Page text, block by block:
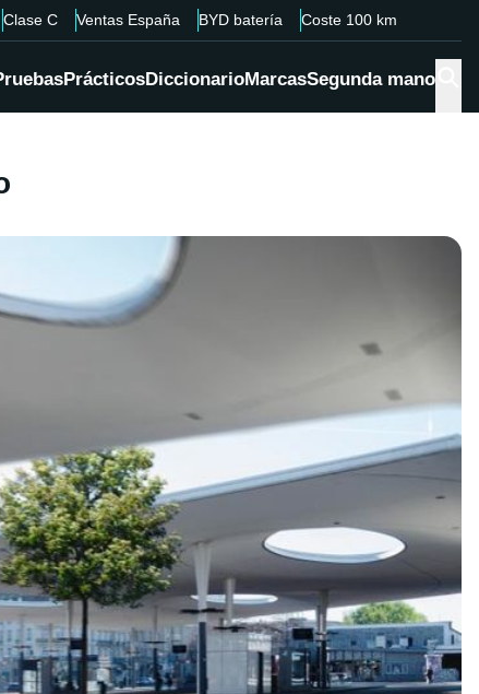
Clase C Ventas España BYD batería Coste 100 km
PrácticosDiccionarioMarcasSegunda mano